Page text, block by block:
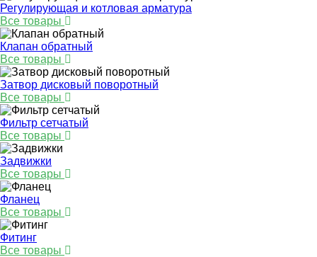
Регулирующая и котловая арматура
Все товары
Клапан обратный
Все товары
Затвор дисковый поворотный
Все товары
Фильтр сетчатый
Все товары
Задвижки
Все товары
Фланец
Все товары
Фитинг
Все товары